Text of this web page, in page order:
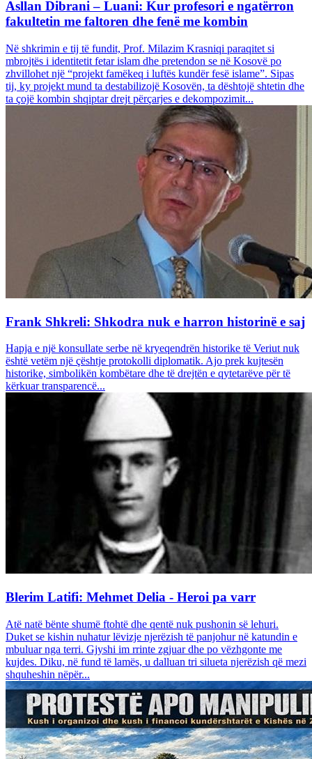
Asllan Dibrani – Luani: Kur profesori e ngatërron
fakultetin me faltoren dhe fenë me kombin
Në shkrimin e tij të fundit, Prof. Milazim Krasniqi paraqitet si
mbrojtës i identitetit fetar islam dhe pretendon se në Kosovë po
zhvillohet një “projekt famëkeq i luftës kundër fesë islame”. Sipas
tij, ky projekt mund ta destabilizojë Kosovën, ta dështojë shtetin dhe
ta çojë kombin shqiptar drejt përçarjes e dekompozimit...
Frank Shkreli: Shkodra nuk e harron historinë e saj
Hapja e një konsullate serbe në kryeqendrën historike të Veriut nuk
është vetëm një çështje protokolli diplomatik. Ajo prek kujtesën
historike, simbolikën kombëtare dhe të drejtën e qytetarëve për të
kërkuar transparencë...
Blerim Latifi: Mehmet Delia - Heroi pa varr
Atë natë bënte shumë ftohtë dhe qentë nuk pushonin së lehuri.
Duket se kishin nuhatur lëvizje njerëzish të panjohur në katundin e
mbuluar nga terri. Gjyshi im rrinte zgjuar dhe po vëzhgonte me
kujdes. Diku, në fund të lamës, u dalluan tri silueta njerëzish që mezi
shquheshin nëpër...